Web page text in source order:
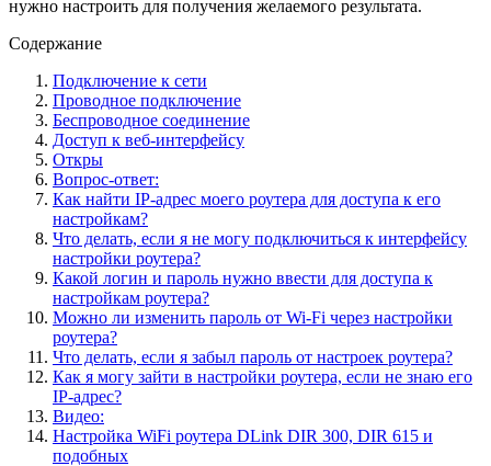
нужно настроить для получения желаемого результата.
Содержание
Подключение к сети
Проводное подключение
Беспроводное соединение
Доступ к веб-интерфейсу
Откры
Вопрос-ответ:
Как найти IP-адрес моего роутера для доступа к его
настройкам?
Что делать, если я не могу подключиться к интерфейсу
настройки роутера?
Какой логин и пароль нужно ввести для доступа к
настройкам роутера?
Можно ли изменить пароль от Wi-Fi через настройки
роутера?
Что делать, если я забыл пароль от настроек роутера?
Как я могу зайти в настройки роутера, если не знаю его
IP-адрес?
Видео:
Настройка WiFi роутера DLink DIR 300, DIR 615 и
подобных